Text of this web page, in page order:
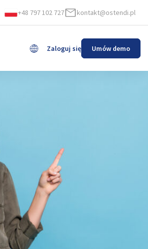
+48 797 102 727 kontakt@ostendi.pl
Zaloguj się Umów demo